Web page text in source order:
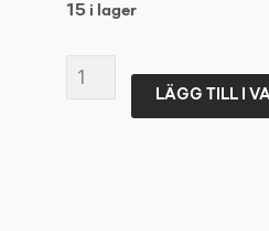
15 i lager
OXDOG
LÄGG TILL I